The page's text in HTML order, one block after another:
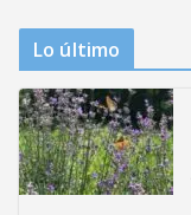
Lo último